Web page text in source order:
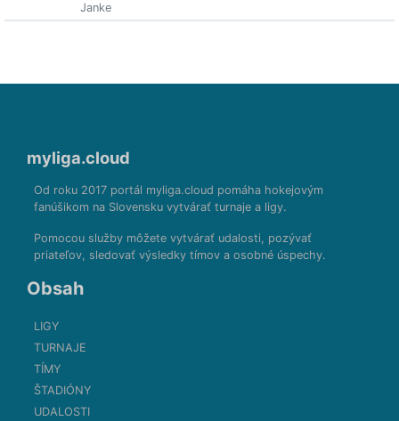
Janke
myliga.cloud
Od roku 2017 portál myliga.cloud pomáha hokejovým
fanúšikom na Slovensku vytvárať turnaje a ligy.
Pomocou služby môžete vytvárať udalosti, pozývať
priateľov, sledovať výsledky tímov a osobné úspechy.
Obsah
LIGY
TURNAJE
TÍMY
ŠTADIÓNY
UDALOSTI